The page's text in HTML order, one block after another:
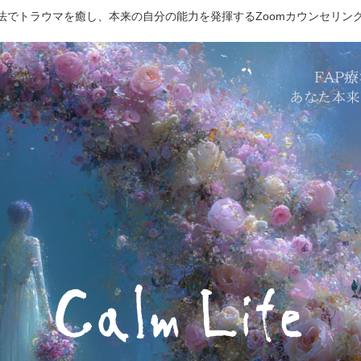
でトラウマを癒し、本来の自分の能力を発揮するZoomカウンセリン